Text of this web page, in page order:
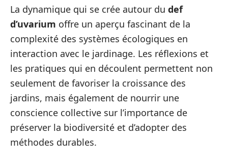
La dynamique qui se crée autour du def
d’uvarium offre un aperçu fascinant de la
complexité des systèmes écologiques en
interaction avec le jardinage. Les réflexions et
les pratiques qui en découlent permettent non
seulement de favoriser la croissance des
jardins, mais également de nourrir une
conscience collective sur l’importance de
préserver la biodiversité et d’adopter des
méthodes durables.